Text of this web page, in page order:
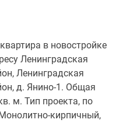
в новостройке
Ленинградская
Ленинградская
д. Янино-1. Общая
м. Тип проекта, по
кирпичный,